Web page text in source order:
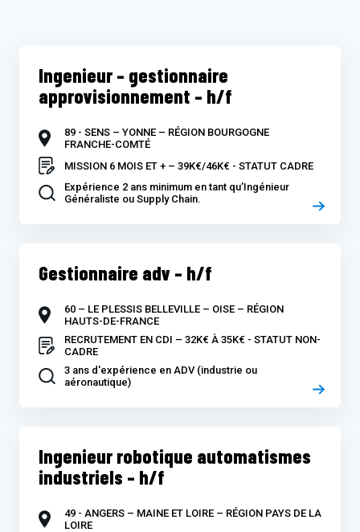
Ingenieur – gestionnaire
approvisionnement – h/f
89 - SENS – YONNE – RÉGION BOURGOGNE
FRANCHE-COMTÉ
MISSION 6 MOIS ET + – 39K€/46K€ - STATUT CADRE
Expérience 2 ans minimum en tant qu’Ingénieur
Généraliste ou Supply Chain.
Gestionnaire adv – h/f
60 – LE PLESSIS BELLEVILLE – OISE – RÉGION
HAUTS-DE-FRANCE
RECRUTEMENT EN CDI – 32K€ À 35K€ - STATUT NON-
CADRE
3 ans d'expérience en ADV (industrie ou
aéronautique)
Ingenieur robotique automatismes
industriels – h/f
49 - ANGERS – MAINE ET LOIRE – RÉGION PAYS DE LA
LOIRE